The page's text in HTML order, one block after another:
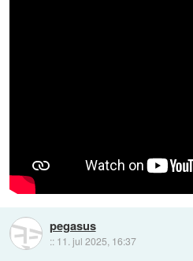
pegasus
:: 11. jul 2025, 16:37